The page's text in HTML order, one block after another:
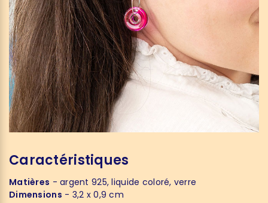
Caractéristiques
Matières - argent 925, liquide coloré, verre
Dimensions - 3,2 x 0,9 cm